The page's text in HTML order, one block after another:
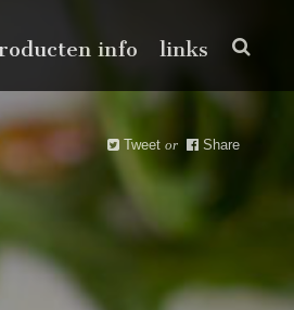
info links
Tweet or Share